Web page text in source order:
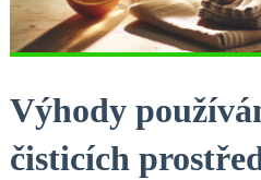
Výhody
čisticích